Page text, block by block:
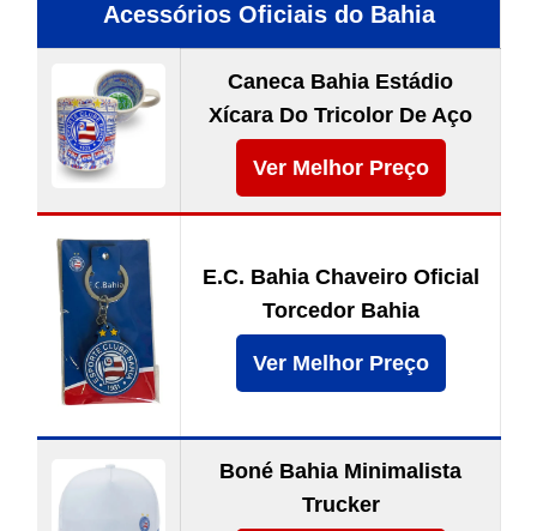
Acessórios Oficiais do Bahia
Caneca Bahia Estádio
Xícara Do Tricolor De Aço
Ver Melhor Preço
E.C. Bahia Chaveiro Oficial
Torcedor Bahia
Ver Melhor Preço
Boné Bahia Minimalista
Trucker